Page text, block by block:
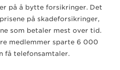
på å bytte forsikringer. Det
på skadeforsikringer,
som betaler mest over tid.
medlemmer sparte 6 000
få telefonsamtaler.